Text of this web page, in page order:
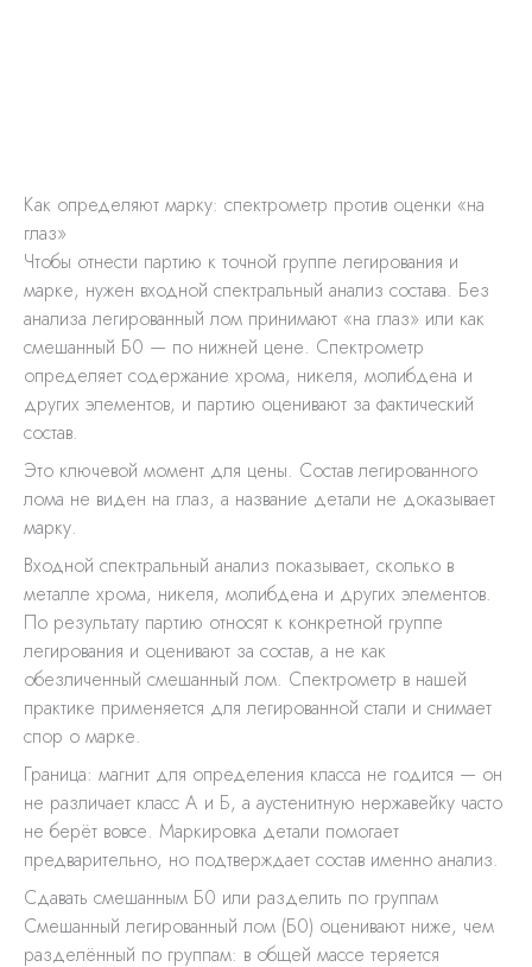
Как определяют марку: спектрометр против оценки «на
глаз»
Чтобы отнести партию к точной группе легирования и
марке, нужен входной спектральный анализ состава. Без
анализа легированный лом принимают «на глаз» или как
смешанный Б0 — по нижней цене. Спектрометр
определяет содержание хрома, никеля, молибдена и
других элементов, и партию оценивают за фактический
состав.
Это ключевой момент для цены. Состав легированного
лома не виден на глаз, а название детали не доказывает
марку.
Входной спектральный анализ показывает, сколько в
металле хрома, никеля, молибдена и других элементов.
По результату партию относят к конкретной группе
легирования и оценивают за состав, а не как
обезличенный смешанный лом. Спектрометр в нашей
практике применяется для легированной стали и снимает
спор о марке.
Граница: магнит для определения класса не годится — он
не различает класс А и Б, а аустенитную нержавейку часто
не берёт вовсе. Маркировка детали помогает
предварительно, но подтверждает состав именно анализ.
Сдавать смешанным Б0 или разделить по группам
Смешанный легированный лом (Б0) оценивают ниже, чем
разделённый по группам: в общей массе теряется